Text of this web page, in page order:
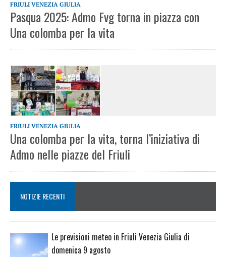
FRIULI VENEZIA GIULIA
Pasqua 2025: Admo Fvg torna in piazza con
Una colomba per la vita
FRIULI VENEZIA GIULIA
Una colomba per la vita, torna l’iniziativa di
Admo nelle piazze del Friuli
NOTIZIE RECENTI
Le previsioni meteo in Friuli Venezia Giulia di
domenica 9 agosto